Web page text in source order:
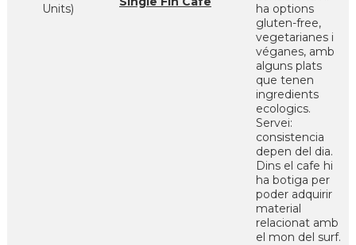
Units)
ha options
gluten-free,
vegetarianes i
véganes, amb
alguns plats
que tenen
ingredients
ecologics.
Servei:
consistencia
depen del dia.
Dins el cafe hi
ha botiga per
poder adquirir
material
relacionat amb
el mon del surf.